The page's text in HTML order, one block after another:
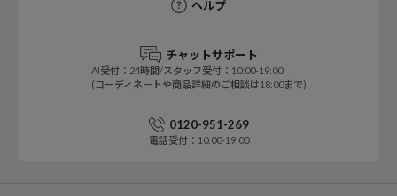
ヘルプ
チャットサポート
AI受付：24時間/スタッフ受付：10:00-19:00
(コーディネートや商品詳細のご相談は18:00まで)
0120-951-269
電話受付：10:00-19:00